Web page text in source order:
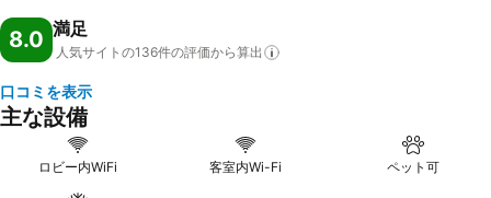
8.0 満足
人気サイトの136件の評価から算出
口コミを表示
主な設備
ロビー内WiFi 客室内Wi-Fi ペット可